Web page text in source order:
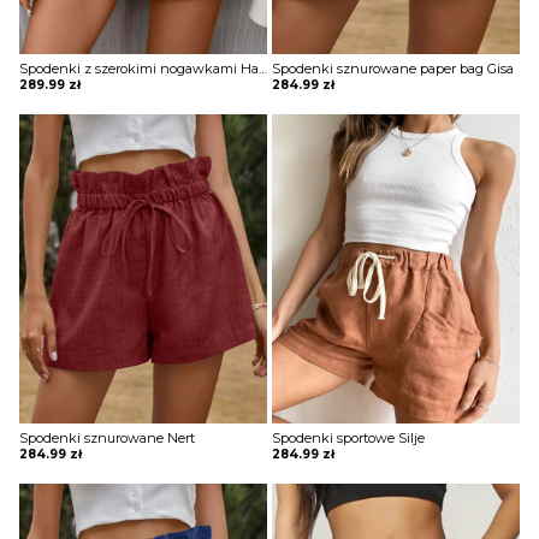
289.99 zł
Spodenki sznurowane paper bag Gisa
284.99 zł
Spodenki sznurowane Nert
284.99 zł
Spodenki sportowe Silje
284.99 zł